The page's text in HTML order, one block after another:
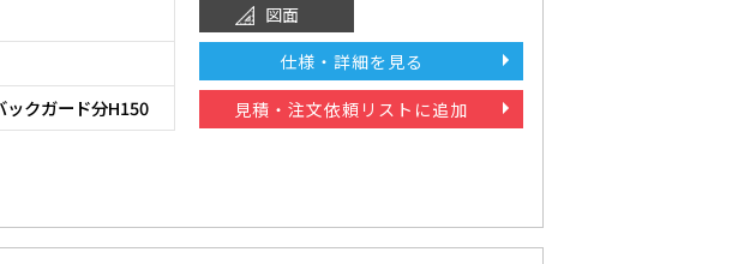
クガード分H150
図面
仕様・詳細を見る
見積・注文依頼リストに追加